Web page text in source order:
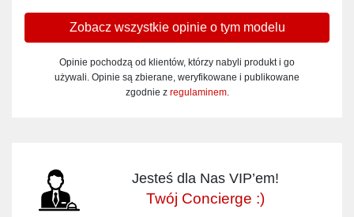
Zobacz wszystkie opinie o tym modelu
Opinie pochodzą od klientów, którzy nabyli produkt i go
używali. Opinie są zbierane, weryfikowane i publikowane
zgodnie z regulaminem.
Jesteś dla Nas VIP’em!
Twój Concierge :)